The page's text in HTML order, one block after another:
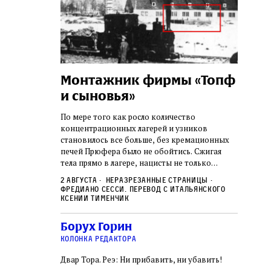
ишува
по святым
в
бе‑Ав,
и тем
Монтажник фирмы «Топф
и сыновья»
По мере того как росло количество
концентрационных лагерей и узников
становилось все больше, без кремационных
печей Прюфера было не обойтись. Cжигая
тела прямо в лагере, нацисты не только
смерти, но и скрывали от населения соседних
городов, сколько узников погибало каждый
2 августа
Неразрезанные страницы
Фредиано Сесси. Перевод с итальянского
Ксении Тименчик
Борух Горин
колонка редактора
Двар Тора. Реэ: Ни прибавить, ни убавить!